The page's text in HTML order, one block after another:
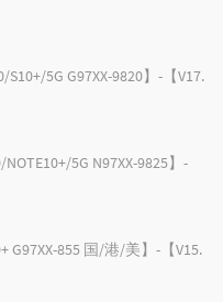
S10+/5G G97XX-9820】-【V17.
5G N97XX-9825】-
G97XX-855 国/港/美】-【V15.